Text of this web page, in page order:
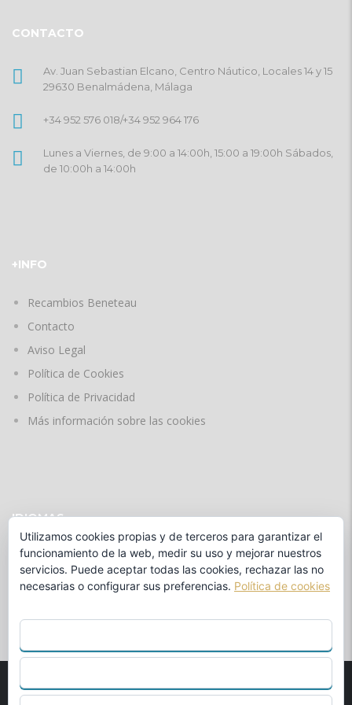
CONTACTO
Av. Juan Sebastian Elcano, Centro Náutico, Locales 14 y 15
29630 Benalmádena, Málaga
+34 952 576 018/+34 952 964 176
Lunes a Viernes, de 9:00 a 14:00h, 15:00 a 19:00h Sábados,
de 10:00h a 14:00h
+INFO
Recambios Beneteau
Contacto
Aviso Legal
Política de Cookies
Política de Privacidad
Más información sobre las cookies
IDIOMAS
by
Utilizamos cookies propias y de terceros para garantizar el
funcionamiento de la web, medir su uso y mejorar nuestros
servicios. Puede aceptar todas las cookies, rechazar las no
necesarias o configurar sus preferencias. Política de cookies